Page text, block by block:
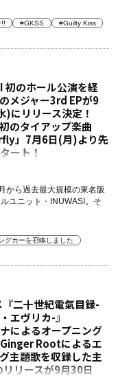
!! #GKSS
#Guilty Kiss
初のホール公演を経
メジャー3rd EPが9
)にリリース決定！
のタイアップ楽曲
」7月6日(月)より先
ート！
から過去最大規模の東名阪
ユニット・INUWASI。そ
グカーを召喚しました
『二十世紀電氣目録-
エヴリカ-』
によるオープニング
Rootによるエ
主題歌を収録した主
リリースが9月30日